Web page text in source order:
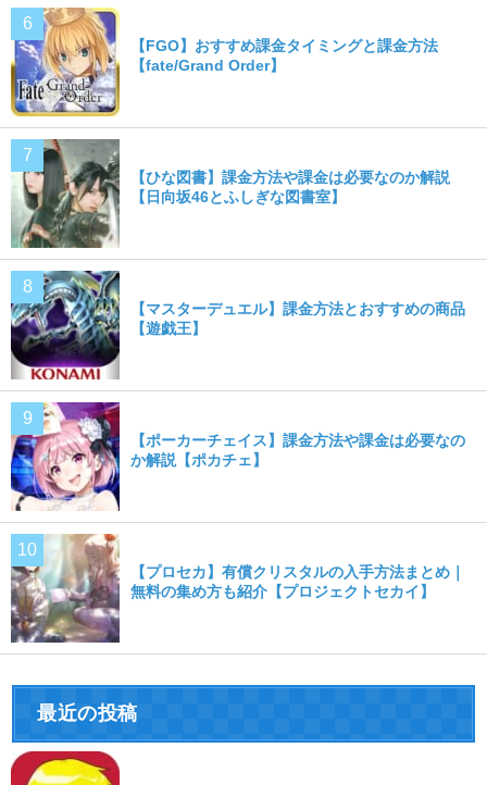
【FGO】おすすめ課金タイミングと課金方法
【fate/Grand Order】
【ひな図書】課金方法や課金は必要なのか解説
【日向坂46とふしぎな図書室】
【マスターデュエル】課金方法とおすすめの商品
【遊戯王】
【ポーカーチェイス】課金方法や課金は必要なの
か解説【ポカチェ】
【プロセカ】有償クリスタルの入手方法まとめ｜
無料の集め方も紹介【プロジェクトセカイ】
最近の投稿